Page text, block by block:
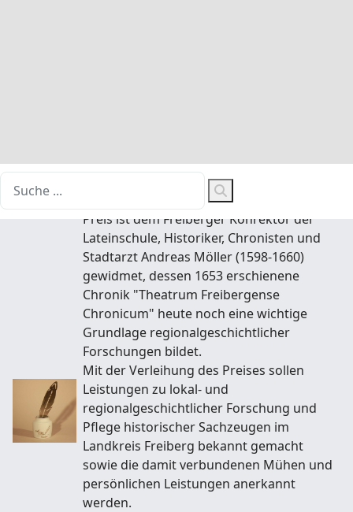
(im Folgenden Geschichtspreis genannt)
aus. Ideengeber war der damalige
Vereinsvorsitzende Dr. Ulrich Thiel. Der
Preis ist dem Freiberger Konrektor der
Lateinschule, Historiker, Chronisten und
Stadtarzt Andreas Möller (1598-1660)
gewidmet, dessen 1653 erschienene
Chronik "Theatrum Freibergense
Chronicum" heute noch eine wichtige
Grundlage regionalgeschichtlicher
Forschungen bildet.
Mit der Verleihung des Preises sollen
Leistungen zu lokal- und
regionalgeschichtlicher Forschung und
Pflege historischer Sachzeugen im
Landkreis Freiberg bekannt gemacht
sowie die damit verbundenen Mühen und
persönlichen Leistungen anerkannt
werden.